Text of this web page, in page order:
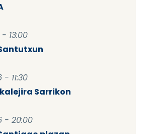
13:00
11:30
Sarrikon
- 20:00